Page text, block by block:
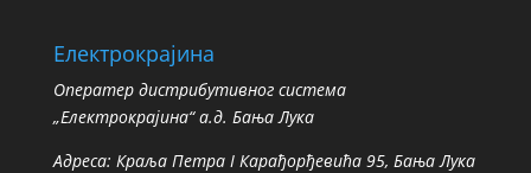
Електрокрајина
Oператер дистрибутивног система
„Електрокрајина“ а.д. Бања Лука
Адреса: Краља Петра I Карађорђевића 95, Бања Лука